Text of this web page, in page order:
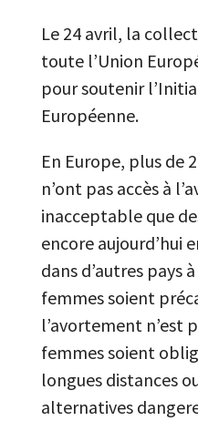
Le 24 avril, la
toute l’Union
pour soutenir
Européenne.
En Europe, plus de
n’ont pas accès à
inacceptable que
encore aujourd’hui
dans d’autres pays
femmes soient
l’avortement n’est
femmes soient
longues distances
alternatives